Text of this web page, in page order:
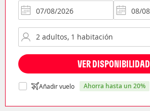
VER DISPONIBILIDAD
Añadir vuelo ahorra hasta un 20%